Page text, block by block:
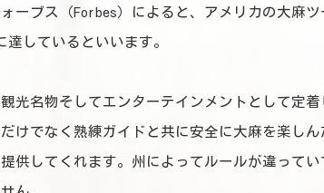
ーブス（Forbes）によると、アメリカの大麻
達しているといいます。
光名物そしてエンターテインメントとして定
けでなく熟練ガイドと共に安全に大麻を楽し
供してくれます。州によってルールが違って